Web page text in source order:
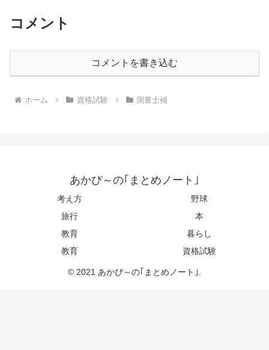
コメント
コメントを書き込む
ホーム 資格試験 測量士補
あかぴ～の｢まとめノート｣
考え方
野球
旅行
本
教育
暮らし
教育
資格試験
© 2021 あかぴ～の｢まとめノート｣.